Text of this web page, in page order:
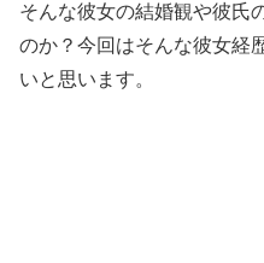
そんな彼女の結婚観や彼氏
のか？今回はそんな彼女経
いと思います。